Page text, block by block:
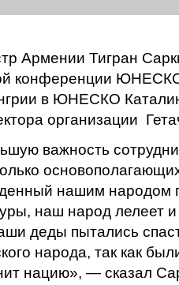
Армении Тигран
конференции
в ЮНЕСКО
организации
важность
нашим народом
наш народ лелеет
деды пытались
народа, так как
нацию», — сказал